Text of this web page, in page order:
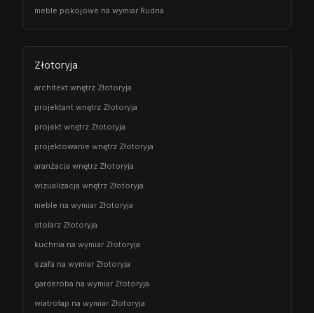
meble pokojowe na wymiar Rudna
Złotoryja
architekt wnętrz Złotoryja
projektant wnętrz Złotoryja
projekt wnętrz Złotoryja
projektowanie wnętrz Złotoryja
aranżacja wnętrz Złotoryja
wizualizacja wnętrz Złotoryja
meble na wymiar Złotoryja
stolarz Złotoryja
kuchnia na wymiar Złotoryja
szafa na wymiar Złotoryja
garderoba na wymiar Złotoryja
wiatrołap na wymiar Złotoryja